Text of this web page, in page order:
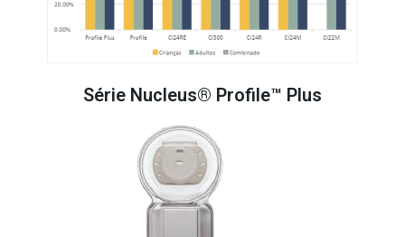
Série Nucleus® Profile™ Plus